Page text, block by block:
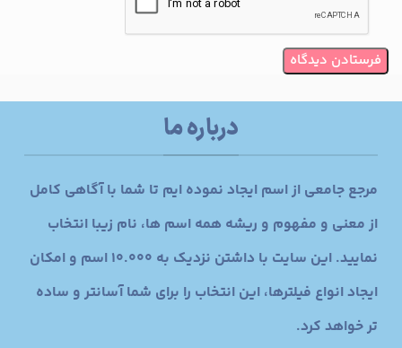
درباره ما
مرجع جامعی از اسم ایجاد نموده ایم تا شما با آگاهی کامل
از معنی و مفهوم و ریشه همه اسم ها، نام زیبا انتخاب
نمایید. این سایت با داشتن نزدیک به 10.000 اسم و امکان
ایجاد انواع فیلترها، این انتخاب را برای شما آسانتر و ساده
تر خواهد کرد.